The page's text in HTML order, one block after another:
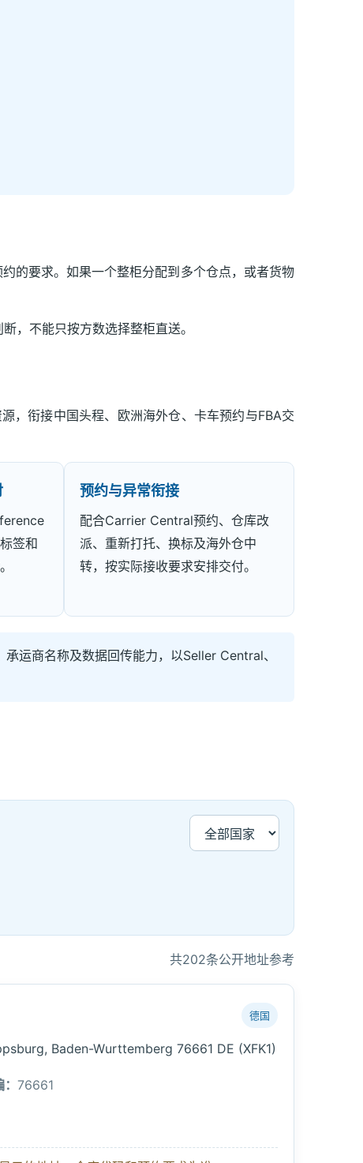
的要求。如果一个整柜分配到多个仓点，或者货物
，不能只按方数选择整柜直送。
，衔接中国头程、欧洲海外仓、卡车预约与FBA交
签和
预约与异常衔接
配合Carrier Central预约、仓库改
派、重新打托、换标及海外仓中
转，按实际接收要求安排交付。
运商名称及数据回传能力，以Seller Central、
共202条公开地址参考
德国
Baden-Wurttemberg 76661 DE (XFK1)
76661